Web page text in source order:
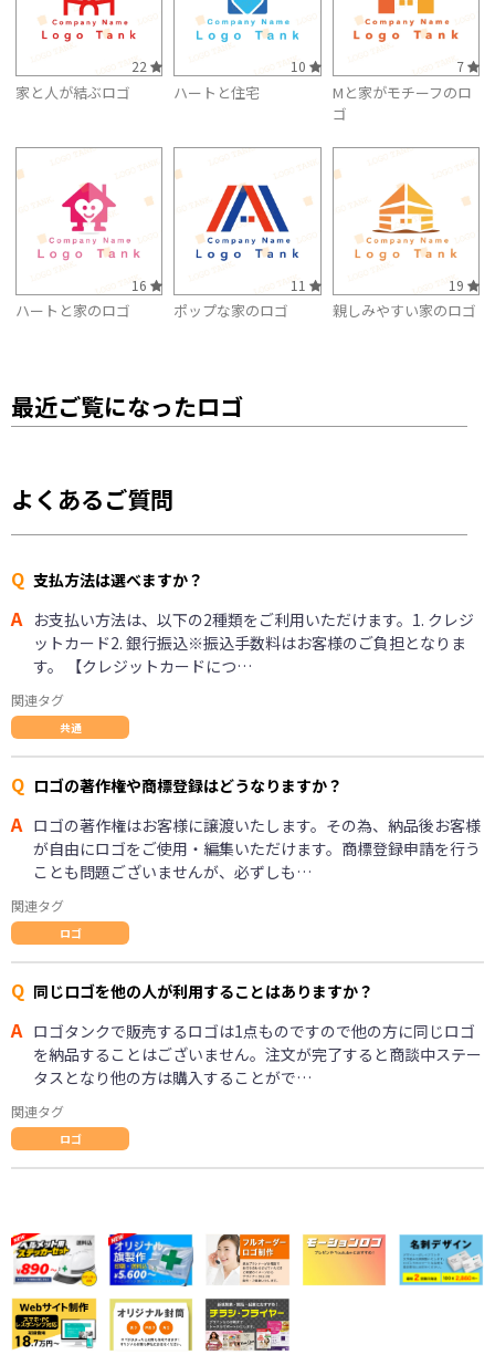
22
家と人が結ぶロゴ
10
ハートと住宅
7
Mと家がモチーフのロ
ゴ
16
ハートと家のロゴ
11
ポップな家のロゴ
19
親しみやすい家のロゴ
最近ご覧になったロゴ
よくあるご質問
Q 支払方法は選べますか？
A お支払い方法は、以下の2種類をご利用いただけます。1. クレジ
ットカード2. 銀行振込※振込手数料はお客様のご負担となりま
す。 【クレジットカードにつ…
関連タグ
共通
Q ロゴの著作権や商標登録はどうなりますか？
A ロゴの著作権はお客様に譲渡いたします。その為、納品後お客様
が自由にロゴをご使用・編集いただけます。商標登録申請を行う
ことも問題ございませんが、必ずしも…
関連タグ
ロゴ
Q 同じロゴを他の人が利用することはありますか？
A ロゴタンクで販売するロゴは1点ものですので他の方に同じロゴ
を納品することはございません。注文が完了すると商談中ステー
タスとなり他の方は購入することがで…
関連タグ
ロゴ